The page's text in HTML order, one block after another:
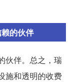
的伙伴
伙伴。总之，瑞
施和透明的收费